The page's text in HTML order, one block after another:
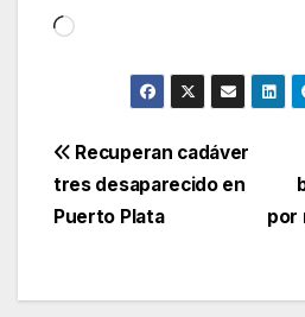
Cargando...
Navegación
de
por
Recuperan cadáver
tres desaparecido en
Puerto Plata